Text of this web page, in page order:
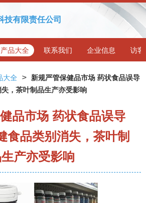
技有限责任公司
产品大全 联系我们 企业信息 访客
大全 >
新规严管保健品市场 药状食品误导
，茶叶制品生产亦受影响
品市场 药状食品误导
食品类别消失，茶叶制
产亦受影响